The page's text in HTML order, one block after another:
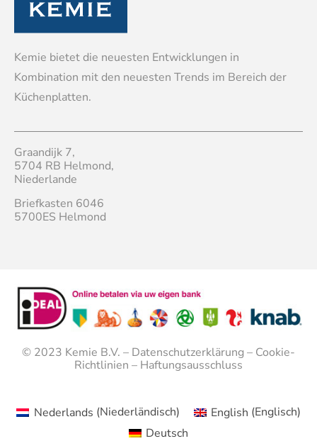
Kemie bietet die neuesten Entwicklungen in
Kombination mit den neuesten Trends im Bereich der
Küchenplatten.
Graandijk 7,
5704 RB Helmond,
Niederlande
Briefkasten 6046
5700ES Helmond
© 2023 Kemie B.V. – Datenschutzerklärung – Cookie-
Richtlinien – Haftungsausschluss
Nederlands (Niederländisch) English (Englisch)
Deutsch